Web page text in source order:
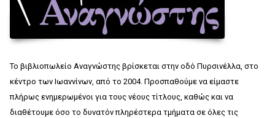
Το βιβλιοπωλείο Αναγνώστης βρίσκεται στην οδό Πυρσινέλλα, στο
κέντρο των Ιωαννίνων, από το 2004. Προσπαθούμε να είμαστε
πλήρως ενημερωμένοι για τους νέους τίτλους, καθώς και να
διαθέτουμε όσο το δυνατόν πληρέστερα τμήματα σε όλες τις